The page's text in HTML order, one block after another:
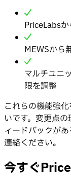
PriceLabs
MEWSから
マルチユニ
限を調整
これらの機能強
いです。変更点
ィードバックが
連絡ください。
今すぐ